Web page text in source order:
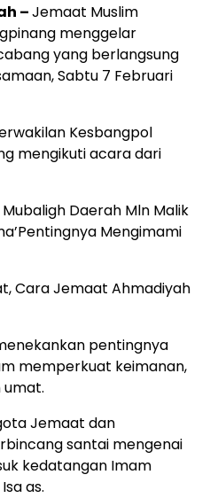
–Jemaat Muslim
menggelar
yang berlangsung
Sabtu 7 Februari
Kesbangpol
mengikuti acara dari
Daerah Mln Malik
Mengimami
Cara Jemaat Ahmadiyah
pentingnya
memperkuat keimanan,
umat.
Jemaat dan
santai mengenai
kedatangan Imam
as.